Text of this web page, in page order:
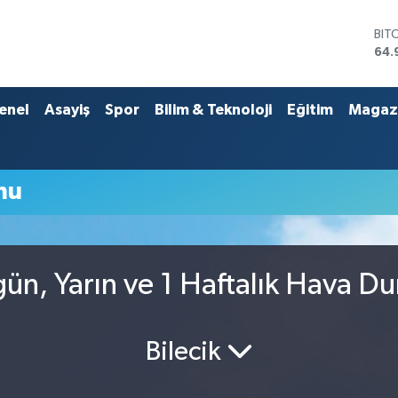
Asayiş Spor Bilim & Teknoloji Eğitim
Yarın ve 1 Haftalık Hava
Bilecik